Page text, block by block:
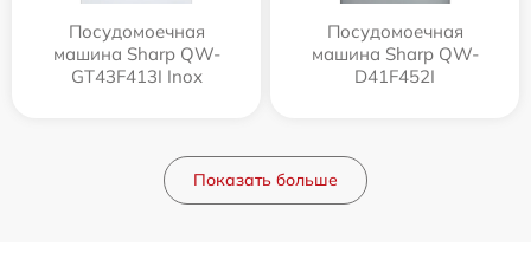
Посудомоечная
машина Sharp QW-
GT43F413I Inox
Посудомоечная
машина Sharp QW-
D41F452I
Показать больше